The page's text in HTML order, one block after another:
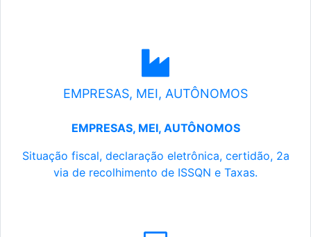
EMPRESAS, MEI, AUTÔNOMOS
EMPRESAS, MEI, AUTÔNOMOS
Situação fiscal, declaração eletrônica, certidão, 2a
via de recolhimento de ISSQN e Taxas.